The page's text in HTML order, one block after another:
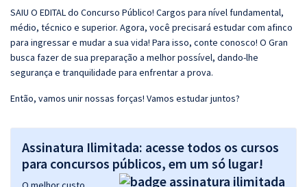
SAIU O EDITAL do Concurso Público! Cargos para nível fundamental,
médio, técnico e superior. Agora, você precisará estudar com afinco
para ingressar e mudar a sua vida! Para isso, conte conosco! O Gran
busca fazer de sua preparação a melhor possível, dando-lhe
segurança e tranquilidade para enfrentar a prova.
Então, vamos unir nossas forças! Vamos estudar juntos?
Assinatura Ilimitada: acesse todos os cursos
para concursos públicos, em um só lugar!